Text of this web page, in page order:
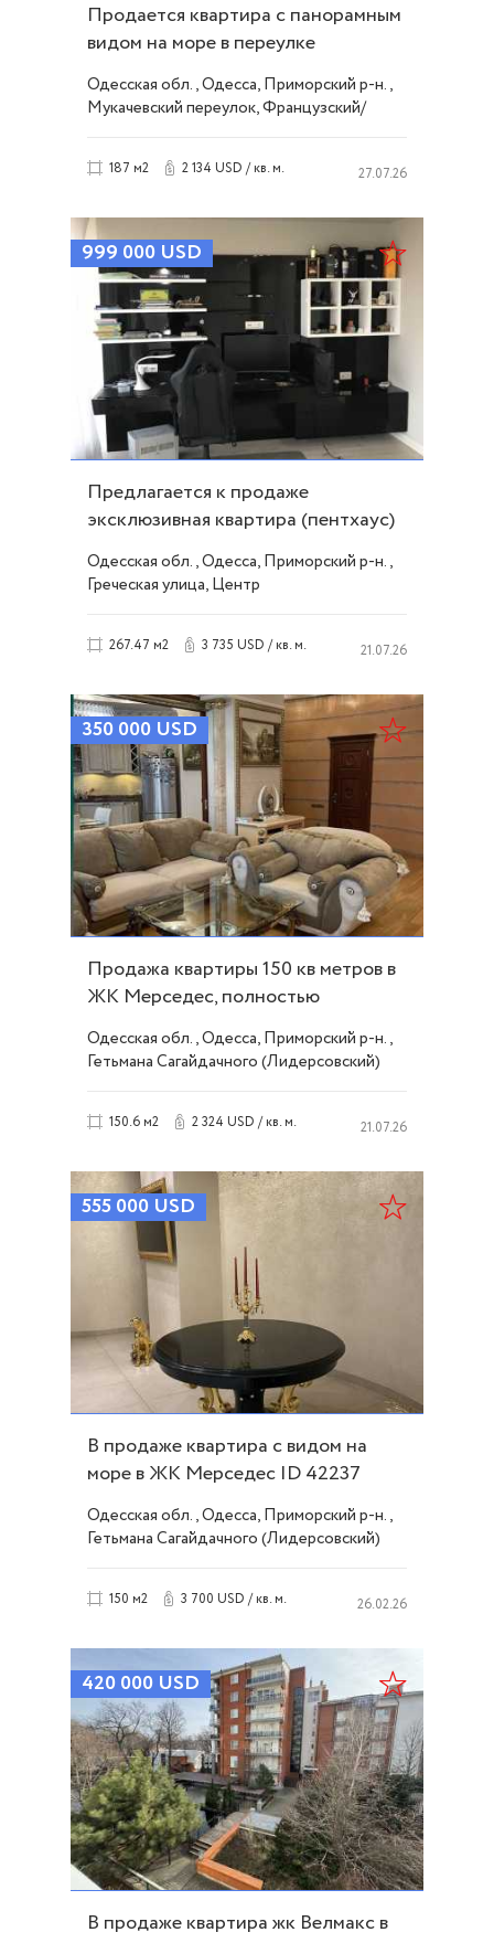
Продается квартира с панорамным
видом на море в переулке
Мукачевском. ID 25780
Одесская обл., Одесса, Приморский р-н.,
Мукачевский переулок, Французский/
187 м2 2 134 USD / кв. м. 27.07.26
999 000 USD
Предлагается к продаже
эксклюзивная квартира (пентхаус)
в ЖК "Гефест" ID 39322
Одесская обл., Одесса, Приморский р-н.,
Греческая улица, Центр
267.47 м2 3 735 USD / кв. м. 21.07.26
350 000 USD
Продажа квартиры 150 кв метров в
ЖК Мерседес, полностью
укомплектована ID 40929
Одесская обл., Одесса, Приморский р-н.,
Гетьмана Сагайдачного (Лидерсовский)
150.6 м2 2 324 USD / кв. м. 21.07.26
555 000 USD
В продаже квартира с видом на
море в ЖК Мерседес ID 42237
Одесская обл., Одесса, Приморский р-н.,
Гетьмана Сагайдачного (Лидерсовский)
150 м2 3 700 USD / кв. м. 26.02.26
420 000 USD
В продаже квартира жк Велмакс в